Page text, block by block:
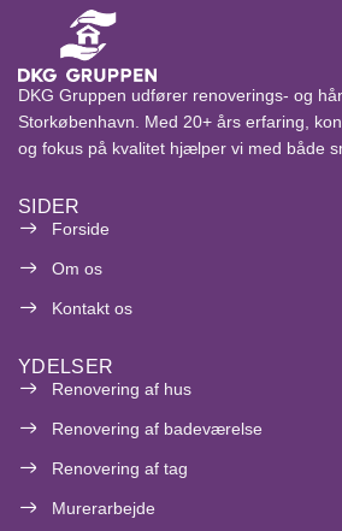
DKG Gruppen udfører renoverings- og
Storkøbenhavn. Med 20+ års erfaring,
og fokus på kvalitet hjælper vi med både
SIDER
Forside
Om os
Kontakt os
YDELSER
Renovering af hus
Renovering af badeværelse
Renovering af tag
Murerarbejde